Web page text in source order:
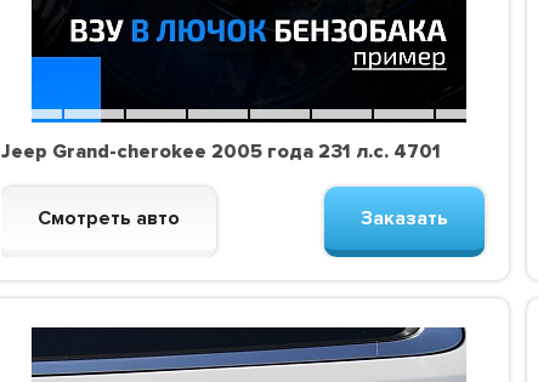
Jeep Grand-cherokee 2005 года 231 л.с. 4701
Смотреть авто Заказать